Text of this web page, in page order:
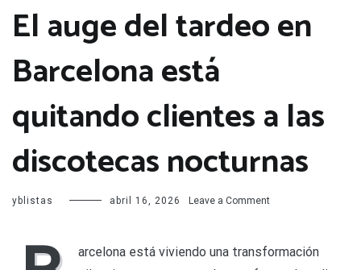
El auge del tardeo en
Barcelona está
quitando clientes a las
discotecas nocturnas
yblistas abril 16, 2026 Leave a Commenton
arcelona está viviendo una transformación